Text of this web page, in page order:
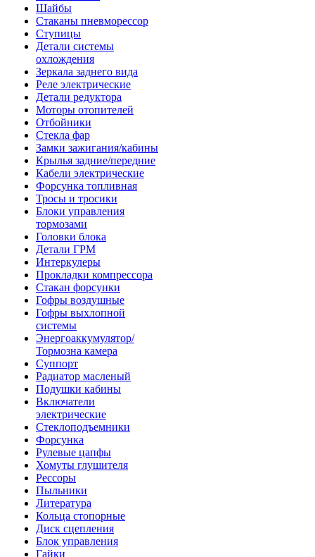
Шайбы
Стаканы пневморессор
Ступицы
Детали системы
охлождения
Зеркала заднего вида
Реле электрические
Детали редуктора
Моторы отопителей
Отбойники
Стекла фар
Замки зажигания/кабины
Крылья задние/передние
Кабели электрические
Форсунка топливная
Тросы и тросики
Блоки управления
тормозами
Головки блока
Детали ГРМ
Интеркулеры
Прокладки компрессора
Стакан форсунки
Гофры воздушные
Гофры выхлопной
системы
Энергоаккумулятор/
Тормозна камера
Суппорт
Радиатор масленый
Подушки кабины
Включатели
электрические
Стеклоподъемники
Форсунка
Рулевые цапфы
Хомуты глушителя
Рессоры
Пыльники
Литература
Кольца стопорные
Диск сцепления
Блок управления
Гайки